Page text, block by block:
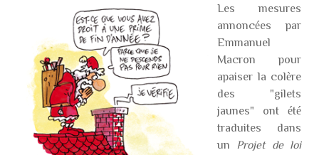
Les mesures
annoncées par
Emmanuel
Macron pour
apaiser la colère
des "gilets
jaunes" ont été
traduites dans
un
Projet de loi